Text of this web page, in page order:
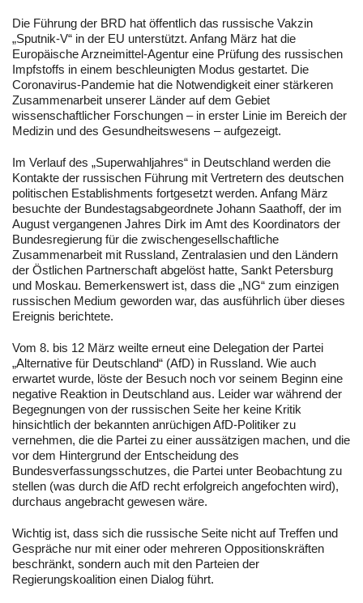
Die Führung der BRD hat öffentlich das russische Vakzin
„Sputnik-V“ in der EU unterstützt. Anfang März hat die
Europäische Arzneimittel-Agentur eine Prüfung des russischen
Impfstoffs in einem beschleunigten Modus gestartet. Die
Coronavirus-Pandemie hat die Notwendigkeit einer stärkeren
Zusammenarbeit unserer Länder auf dem Gebiet
wissenschaftlicher Forschungen – in erster Linie im Bereich der
Medizin und des Gesundheitswesens – aufgezeigt.
Im Verlauf des „Superwahljahres“ in Deutschland werden die
Kontakte der russischen Führung mit Vertretern des deutschen
politischen Establishments fortgesetzt werden. Anfang März
besuchte der Bundestagsabgeordnete Johann Saathoff, der im
August vergangenen Jahres Dirk im Amt des Koordinators der
Bundesregierung für die zwischengesellschaftliche
Zusammenarbeit mit Russland, Zentralasien und den Ländern
der Östlichen Partnerschaft abgelöst hatte, Sankt Petersburg
und Moskau. Bemerkenswert ist, dass die „NG“ zum einzigen
russischen Medium geworden war, das ausführlich über dieses
Ereignis berichtete.
Vom 8. bis 12 März weilte erneut eine Delegation der Partei
„Alternative für Deutschland“ (AfD) in Russland. Wie auch
erwartet wurde, löste der Besuch noch vor seinem Beginn eine
negative Reaktion in Deutschland aus. Leider war während der
Begegnungen von der russischen Seite her keine Kritik
hinsichtlich der bekannten anrüchigen AfD-Politiker zu
vernehmen, die die Partei zu einer aussätzigen machen, und die
vor dem Hintergrund der Entscheidung des
Bundesverfassungsschutzes, die Partei unter Beobachtung zu
stellen (was durch die AfD recht erfolgreich angefochten wird),
durchaus angebracht gewesen wäre.
Wichtig ist, dass sich die russische Seite nicht auf Treffen und
Gespräche nur mit einer oder mehreren Oppositionskräften
beschränkt, sondern auch mit den Parteien der
Regierungskoalition einen Dialog führt.